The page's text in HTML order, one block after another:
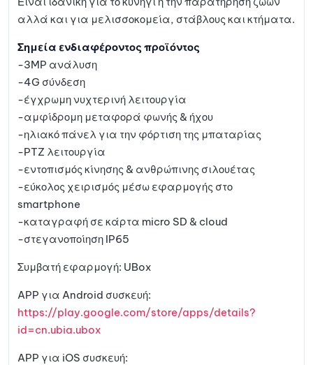
αλλά και για μελισσοκομεία, στάβλους και κτήματα.
Σημεία ενδιαφέροντος προϊόντος
-3MP ανάλυση
-4G σύνδεση
-έγχρωμη νυχτερινή λειτουργία
-αμφίδρομη μεταφορά φωνής & ήχου
-ηλιακό πάνελ για την φόρτιση της μπαταρίας
-PTZ λειτουργία
-εντοπισμός κίνησης & ανθρώπινης σιλουέτας
-εύκολος χειρισμός μέσω εφαρμογής στο
smartphone
-καταγραφή σε κάρτα micro SD & cloud
-στεγανοποίηση IP65
Συμβατή εφαρμογή: UBox
APP για Android συσκευή:
https://play.google.com/store/apps/details?
id=cn.ubia.ubox
APP για iOS συσκευή: